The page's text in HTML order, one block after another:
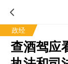
政经
查酒驾应